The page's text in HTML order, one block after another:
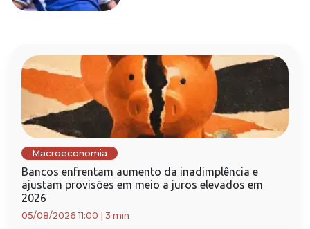
Macroeconomia
Bancos enfrentam aumento da inadimplência e
ajustam provisões em meio a juros elevados em
2026
05/08/2026 11:00 3 min